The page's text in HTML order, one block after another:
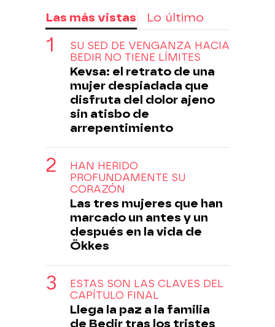
Las más vistas Lo último
SU SED DE VENGANZA HACIA
BEDIR NO TIENE LÍMITES
Kevsa: el retrato de una
mujer despiadada que
disfruta del dolor ajeno
sin atisbo de
arrepentimiento
HAN HERIDO
PROFUNDAMENTE SU
CORAZÓN
Las tres mujeres que han
marcado un antes y un
después en la vida de
Ökkes
ESTAS SON LAS CLAVES DEL
CAPÍTULO FINAL
Llega la paz a la familia
de Bedir tras los tristes